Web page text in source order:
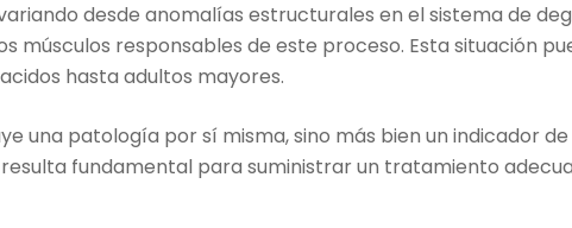
desde anomalías estructurales en el sistema de
responsables de este proceso. Esta situación
hasta adultos mayores.
una patología por sí misma, sino más bien un indicador
fundamental para suministrar un tratamiento